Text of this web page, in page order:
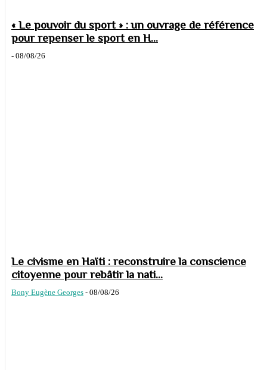
« Le pouvoir du sport » : un ouvrage de référence
pour repenser le sport en H...
- 08/08/26
Le civisme en Haïti : reconstruire la conscience
citoyenne pour rebâtir la nati...
Bony Eugène Georges - 08/08/26